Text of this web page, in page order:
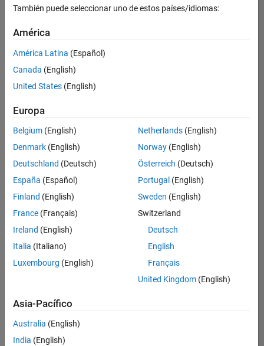
Technical Writing
Ordenar por
Guardar
empleos
seleccionados
No se
han
traducido
todos
los
empleos.
Busque
por
ubicación
todos
empleos
en su
También puede seleccionar uno de estos países/idiomas:
América
América Latina (Español)
Canada (English)
United States (English)
Europa
Belgium (English)
Denmark (English)
Deutschland (Deutsch)
España (Español)
Finland (English)
France (Français)
Ireland (English)
Italia (Italiano)
Luxembourg (English)
Netherlands(English)
Norway(English)
Österreich (Deutsch)
Portugal (English)
Sweden (English)
Switzerland
Deutsch
English
Français
United Kingdom(English)
Asia-Pacífico
Australia (English)
India (English)